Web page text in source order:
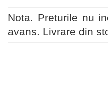
Nota. Preturile nu
avans. Livrare din